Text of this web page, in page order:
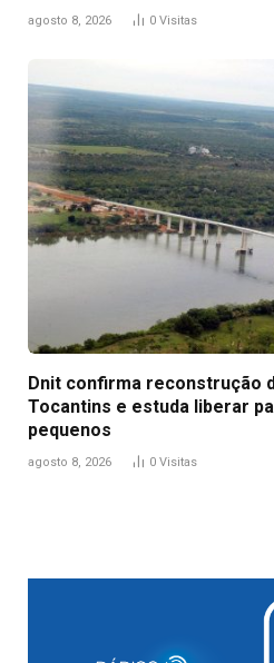
agosto 8, 2026 0 Visitas
Dnit confirma reconstrução
Tocantins e estuda liberar
pequenos
agosto 8, 2026 0 Visitas